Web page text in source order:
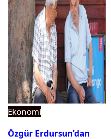
Ekonomi
Özgür Erdursun’dan